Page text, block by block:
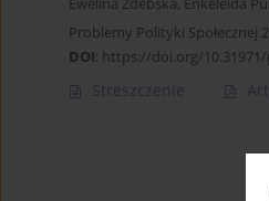
Ewelina Zdebska, Enkeleida
Problemy Polityki Społecznej
DOI: https://doi.org/
Streszczenie